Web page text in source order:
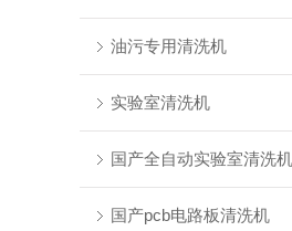
油污专用清洗机
实验室清洗机
国产全自动实验室清洗机
国产pcb电路板清洗机